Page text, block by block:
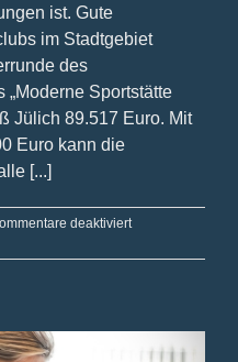
ist. Gute
im Stadtgebiet
des
„Moderne Sportstätte
Jülich 89.517 Euro. Mit
Euro kann die
[...]
deaktiviertfür
Aufschlag